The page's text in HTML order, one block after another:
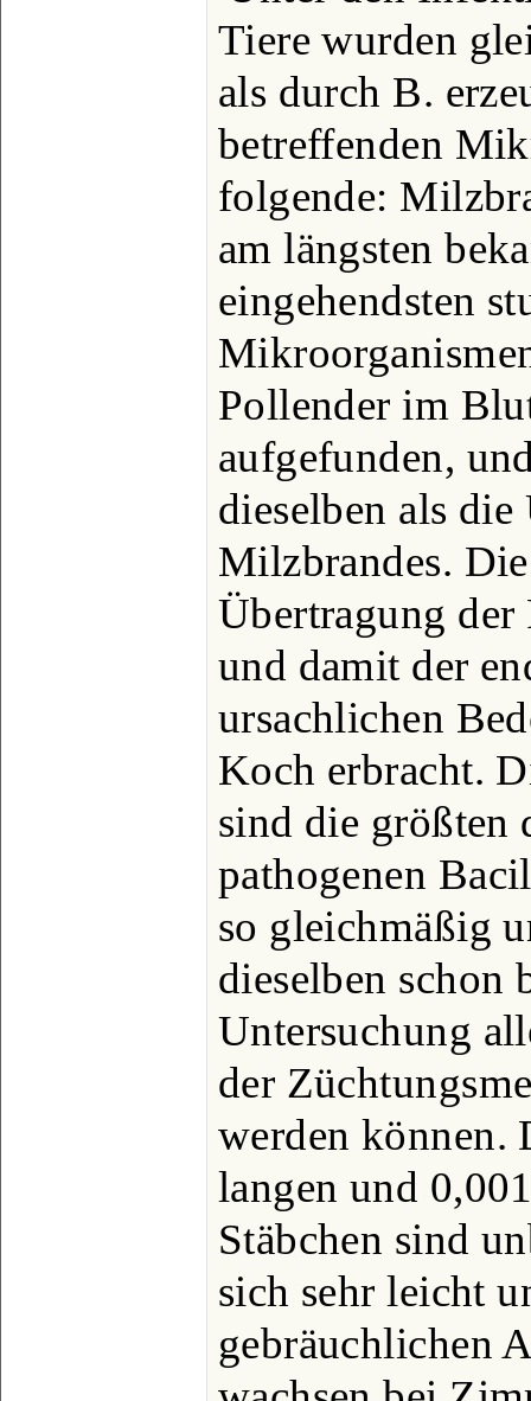
Tiere wurden
als durch B.
betreffenden
folgende:
am längsten
eingehendsten
Pollender im
aufgefunden,
dieselben als die
Milzbrandes.
Übertragung
und damit der
ursachlichen
Koch erbracht.
sind die größten
pathogenen
so gleichmäßig
dieselben schon
Untersuchung
der
werden können.
langen und
Stäbchen sind
sich sehr leicht
gebräuchlichen